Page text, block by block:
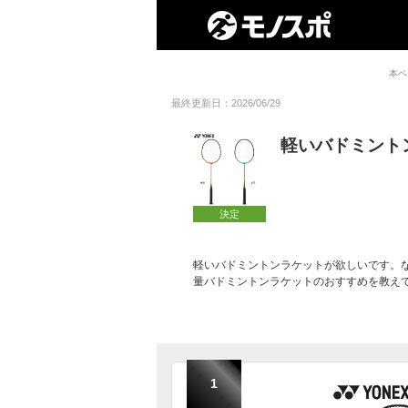
本
最終更新日：2026/06/29
決定
軽いバドミント
軽いバドミントンラケットが欲しいです。
量バドミントンラケットのおすすめを教え
1